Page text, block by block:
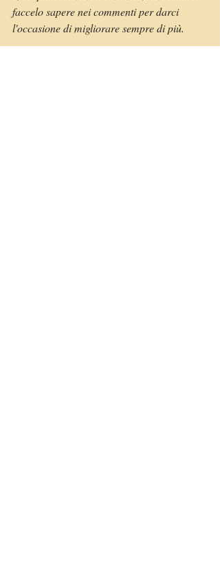
faccelo sapere nei commenti per darci
l'occasione di migliorare sempre di più.